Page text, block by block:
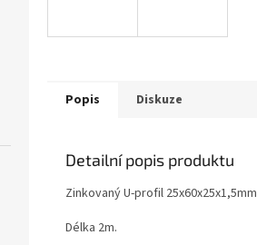
Popis Diskuze
Detailní popis produktu
Zinkovaný U-profil 25x60x25x1,5mm
Délka 2m.